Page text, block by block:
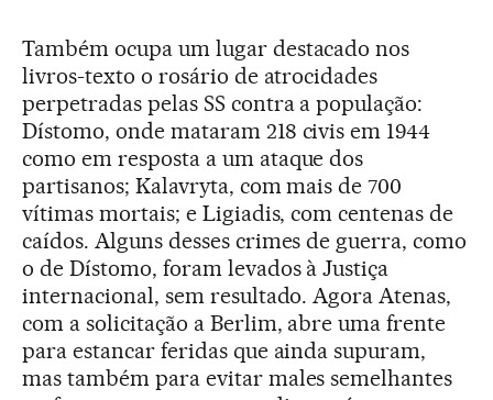
Também ocupa um lugar destacado nos
livros-texto o rosário de atrocidades
perpetradas pelas SS contra a população:
Dístomo, onde mataram 218 civis em 1944
como em resposta a um ataque dos
partisanos; Kalavryta, com mais de 700
vítimas mortais; e Ligiadis, com centenas de
caídos. Alguns desses crimes de guerra, como
o de Dístomo, foram levados à Justiça
internacional, sem resultado. Agora Atenas,
com a solicitação a Berlim, abre uma frente
para estancar feridas que ainda supuram,
mas também para evitar males semelhantes